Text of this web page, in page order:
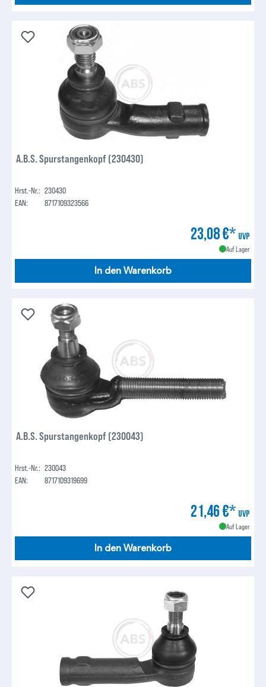
A.B.S. Spurstangenkopf (230430)
Hrst.-Nr.: 230430
EAN:
8717109323566
23,08 €* UVP
Auf Lager
In den Warenkorb
A.B.S. Spurstangenkopf (230043)
Hrst.-Nr.: 230043
EAN:
8717109319699
21,46 €* UVP
Auf Lager
In den Warenkorb